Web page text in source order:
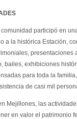
comunidad participó en
a la histórica Estación,
presentaciones
bailes, exhibiciones
para toda la
de casi mil
Mejillones, las
en valor el patrimonio